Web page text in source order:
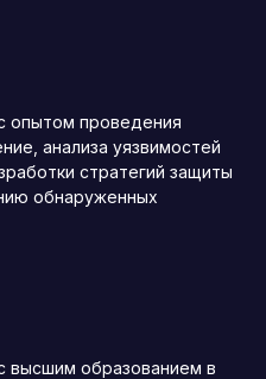
опытом проведения
анализа уязвимостей
стратегий защиты
обнаруженных
высшим образованием в